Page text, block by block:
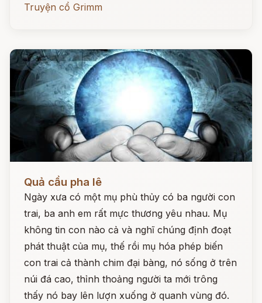
Truyện cổ Grimm
Quả cầu pha lê
Ngày xưa có một mụ phù thủy có ba người con
trai, ba anh em rất mực thương yêu nhau. Mụ
không tin con nào cả và nghĩ chúng định đoạt
phát thuật của mụ, thế rồi mụ hóa phép biến
con trai cả thành chim đại bàng, nó sống ở trên
núi đá cao, thỉnh thoảng người ta mới trông
thấy nó bay lên lượn xuống ở quanh vùng đó.